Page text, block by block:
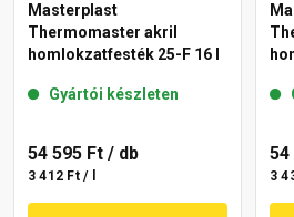
Masterplast
Thermomaster akril
homlokzatfesték 25-F 16 l
Gyártói készleten
54 595 Ft / db
3 412 Ft / l
54
3